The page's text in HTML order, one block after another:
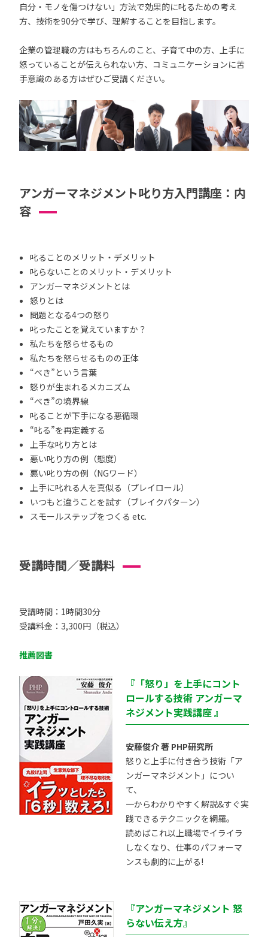
自分・モノを傷つけない」方法で効果的に叱るための考え
方、技術を90分で学び、理解することを目指します。
企業の管理職の方はもちろんのこと、子育て中の方、上手に
怒っていることが伝えられない方、コミュニケーションに苦
手意識のある方はぜひご受講ください。
アンガーマネジメント叱り方入門講座：内
容
叱ることのメリット・デメリット
叱らないことのメリット・デメリット
アンガーマネジメントとは
怒りとは
問題となる4つの怒り
叱ったことを覚えていますか？
私たちを怒らせるもの
私たちを怒らせるものの正体
“べき”という言葉
怒りが生まれるメカニズム
“べき”の境界線
叱ることが下手になる悪循環
“叱る”を再定義する
上手な叱り方とは
悪い叱り方の例（態度）
悪い叱り方の例（NGワード）
上手に叱れる人を真似る（プレイロール）
いつもと違うことを試す（ブレイクパターン）
スモールステップをつくる etc.
受講時間／受講料
受講時間：1時間30分
受講料金：3,300円（税込）
推薦図書
『「怒り」を上手にコント
ロールする技術 アンガーマ
ネジメント実践講座 』
安藤俊介 著 PHP研究所
怒りと上手に付き合う技術「ア
ンガーマネジメント」につい
て、
一からわかりやすく解説&すぐ実
践できるテクニックを網羅。
読めばこれ以上職場でイライラ
しなくなり、仕事のパフォーマ
ンスも劇的に上がる!
『アンガーマネジメント 怒
らない伝え方』